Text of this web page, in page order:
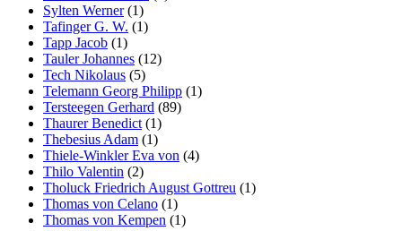
Sylten Werner(1)
Tafinger G. W. (1)
Tapp Jacob (1)
Tauler Johannes (12)
Tech Nikolaus (5)
Telemann Georg Philipp (1)
Tersteegen Gerhard (89)
Thaurer Benedict (1)
Thebesius Adam (1)
Thiele-Winkler Eva von (4)
Thilo Valentin (2)
Tholuck Friedrich August Gottreu (1)
Thomas von Celano (1)
Thomas von Kempen (1)